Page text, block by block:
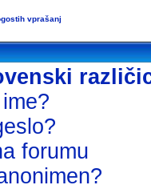
vprašanj
forumu